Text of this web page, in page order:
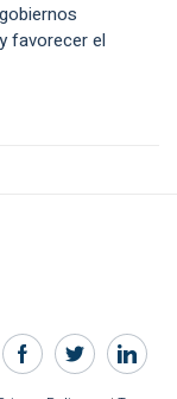
favorecer el